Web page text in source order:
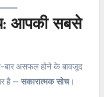
आपकी सबसे
बार असफल होने के बावजूद
है —सकारात्मक सोच।